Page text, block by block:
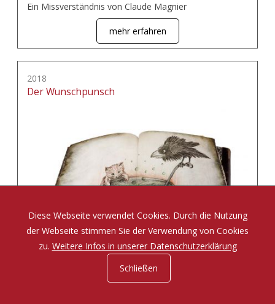
Ein Missverständnis von Claude Magnier
mehr erfahren
2018
Der Wunschpunsch
Eine Zauberposse von Michael Ende
Diese Webseite verwendet Cookies. Durch die Nutzung
der Webseite stimmen Sie der Verwendung von Cookies
zu. Weitere Infos in unserer Datenschutzerklärung
Schließen